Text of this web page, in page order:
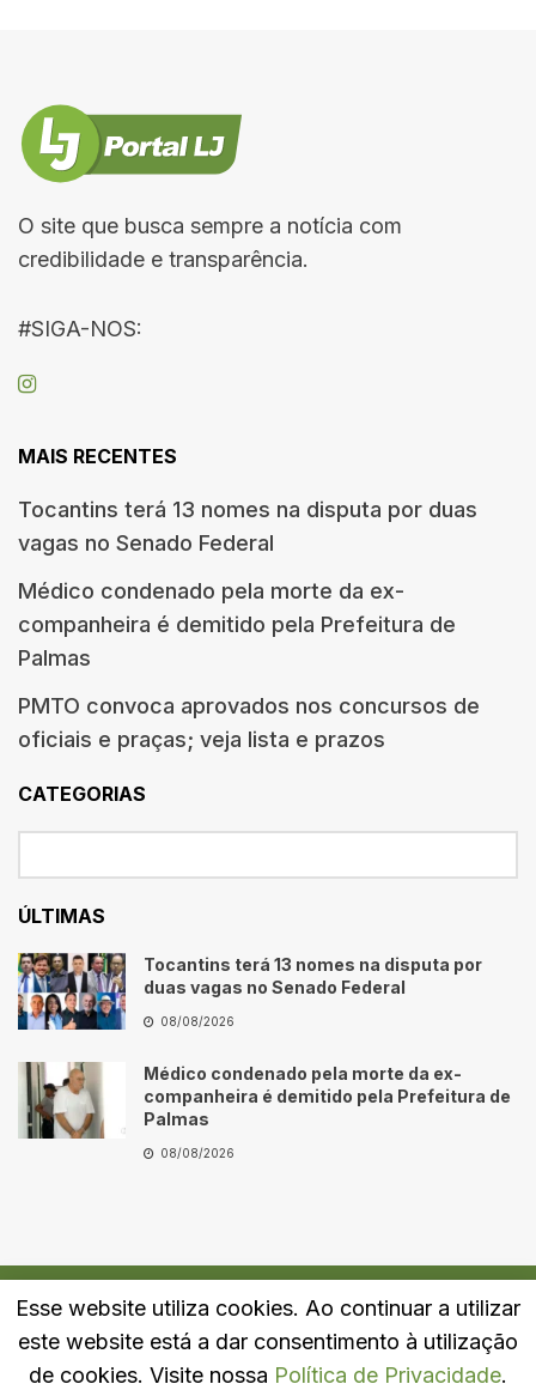
O site que busca sempre a notícia com
credibilidade e transparência.
#SIGA-NOS:
MAIS RECENTES
Tocantins terá 13 nomes na disputa por duas
vagas no Senado Federal
Médico condenado pela morte da ex-
companheira é demitido pela Prefeitura de
Palmas
PMTO convoca aprovados nos concursos de
oficiais e praças; veja lista e prazos
CATEGORIAS
ÚLTIMAS
Tocantins terá 13 nomes na disputa por
duas vagas no Senado Federal
08/08/2026
Médico condenado pela morte da ex-
companheira é demitido pela Prefeitura de
Palmas
08/08/2026
Quem Somos Fale Conosco Política de Privacidade
Esse website utiliza cookies. Ao continuar a utilizar
este website está a dar consentimento à utilização
de cookies. Visite nossa Política de Privacidade.